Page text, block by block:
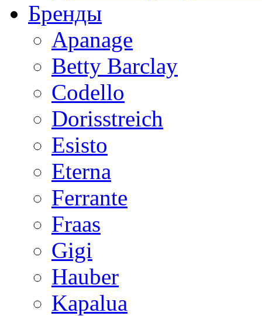
Бренды
Apanage
Betty Barclay
Codello
Dorisstreich
Esisto
Eterna
Ferrante
Fraas
Gigi
Hauber
Kapalua